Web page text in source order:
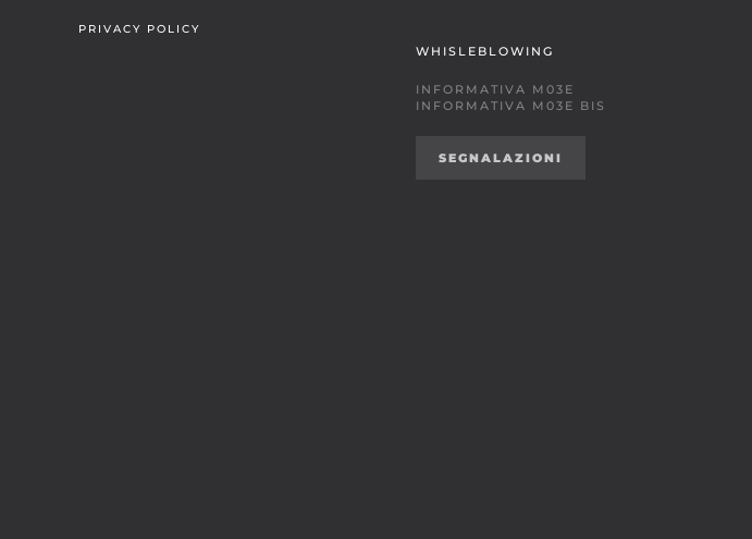
PRIVACY POLICY
WHISLEBLOWING
INFORMATIVA M03E
INFORMATIVA M03E BIS
SEGNALAZIONI